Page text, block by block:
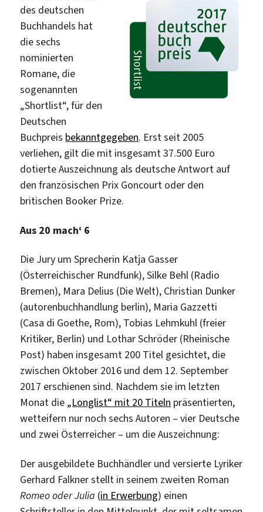
des deutschen
Buchhandels hat
die sechs
nominierten
Romane, die
sogenannten
„Shortlist“, für den
Deutschen
Buchpreis bekanntgegeben. Erst seit 2005
verliehen, gilt die mit insgesamt 37.500 Euro
dotierte Auszeichnung als deutsche Antwort auf
den französischen Prix Goncourt oder den
britischen Booker Prize.
Aus 20 mach‘ 6
Die Jury um Sprecherin Katja Gasser
(Österreichischer Rundfunk), Silke Behl (Radio
Bremen), Mara Delius (Die Welt), Christian Dunker
(autorenbuchhandlung berlin), Maria Gazzetti
(Casa di Goethe, Rom), Tobias Lehmkuhl (freier
Kritiker, Berlin) und Lothar Schröder (Rheinische
Post) haben insgesamt 200 Titel gesichtet, die
zwischen Oktober 2016 und dem 12. September
2017 erschienen sind. Nachdem sie im letzten
Monat die „Longlist“ mit 20 Titeln präsentierten,
wetteifern nur noch sechs Autoren – vier Deutsche
und zwei Österreicher – um die Auszeichnung:
Der ausgebildete Buchhändler und versierte Lyriker
Gerhard Falkner stellt in seinem zweiten Roman
Romeo oder Julia (in Erwerbung) einen